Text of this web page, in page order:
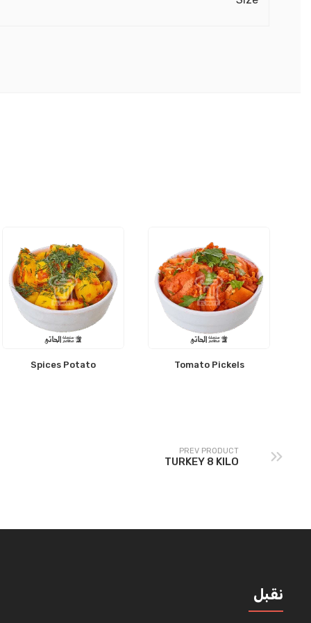
Tomato Pickels
Spices Potato
PREV PRODUCT
TURKEY 8 KILO
نقبل